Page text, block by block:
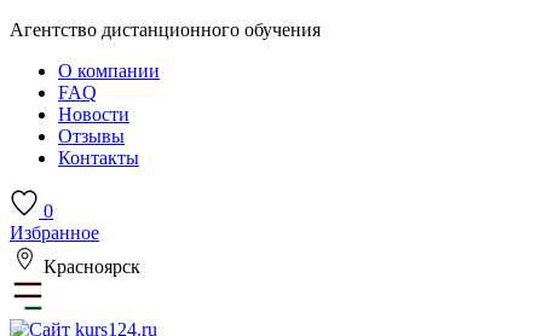
Агентство дистанционного обучения
О компании
FAQ
Новости
Отзывы
Контакты
0
Избранное
Красноярск